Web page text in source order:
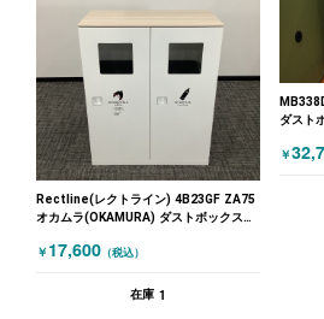
Rectline(レクトライン) 4B23GF ZA75
オカムラ(OKAMURA) ダストボックス
￥ 17,600 （税込）
在庫 1
ダスト
￥